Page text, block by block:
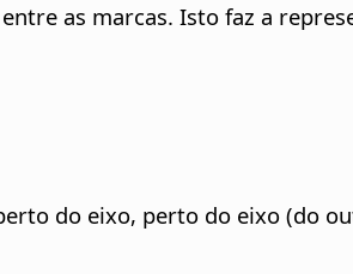
as marcas. Isto faz a
do eixo, perto do eixo (do